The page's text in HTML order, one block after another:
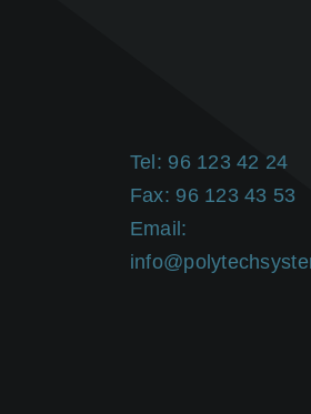
Tel: 96 123 42 24
Fax: 96 123 43 53
Email: